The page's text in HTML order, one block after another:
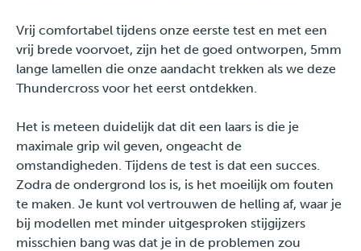
Vrij comfortabel tijdens onze eerste test en met een
vrij brede voorvoet, zijn het de goed ontworpen, 5mm
lange lamellen die onze aandacht trekken als we deze
Thundercross voor het eerst ontdekken.
Het is meteen duidelijk dat dit een laars is die je
maximale grip wil geven, ongeacht de
omstandigheden. Tijdens de test is dat een succes.
Zodra de ondergrond los is, is het moeilijk om fouten
te maken. Je kunt vol vertrouwen de helling af, waar je
bij modellen met minder uitgesproken stijgijzers
misschien bang was dat je in de problemen zou